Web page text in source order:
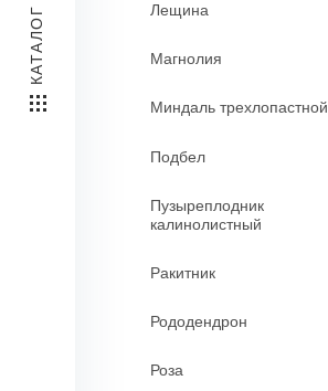
КАТАЛОГ Лещина
Магнолия
Миндаль трехлопастной
Подбел
Пузыреплодник
калинолистный
Ракитник
Рододендрон
Роза